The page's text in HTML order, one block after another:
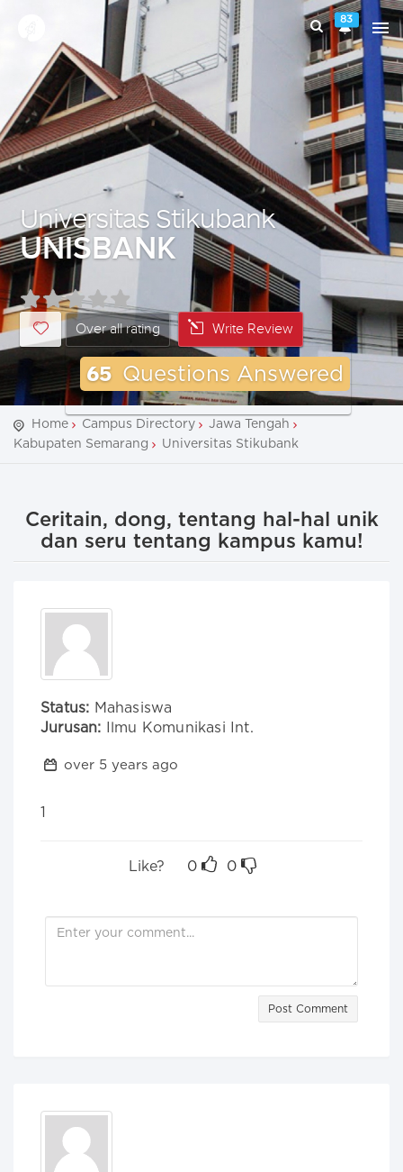
83
Universitas Stikubank
UNISBANK
Over all rating Write Review
65 Questions Answered
Home Campus Directory
Jawa Tengah
Kabupaten Semarang
Universitas Stikubank
Ceritain, dong, tentang hal-hal unik
dan seru tentang kampus kamu!
Status: Mahasiswa
Jurusan: Ilmu Komunikasi Int.
over 5 years ago
1
Like? 0 0
Post Comment